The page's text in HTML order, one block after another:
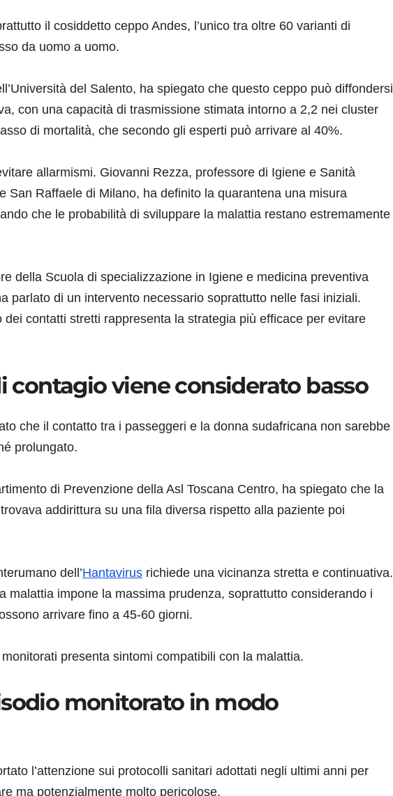
il cosiddetto ceppo Andes, l’unico tra oltre 60 varianti di
da uomo a uomo.
del Salento, ha spiegato che questo ceppo può diffondersi
con una capacità di trasmissione stimata intorno a 2,2 nei cluster
di mortalità, che secondo gli esperti può arrivare al 40%.
allarmismi. Giovanni Rezza, professore di Igiene e Sanità
San Raffaele di Milano, ha definito la quarantena una misura
che le probabilità di sviluppare la malattia restano estremamente
della Scuola di specializzazione in Igiene e medicina preventiva
parlato di un intervento necessario soprattutto nelle fasi iniziali.
dei contatti stretti rappresenta la strategia più efficace per evitare
contagio viene considerato basso
che il contatto tra i passeggeri e la donna sudafricana non sarebbe
prolungato.
di Prevenzione della Asl Toscana Centro, ha spiegato che la
addirittura su una fila diversa rispetto alla paziente poi
dell’Hantavirus richiede una vicinanza stretta e continuativa.
malattia impone la massima prudenza, soprattutto considerando i
arrivare fino a 45-60 giorni.
presenta sintomi compatibili con la malattia.
monitorato in modo
l’attenzione sui protocolli sanitari adottati negli ultimi anni per
ma potenzialmente molto pericolose.